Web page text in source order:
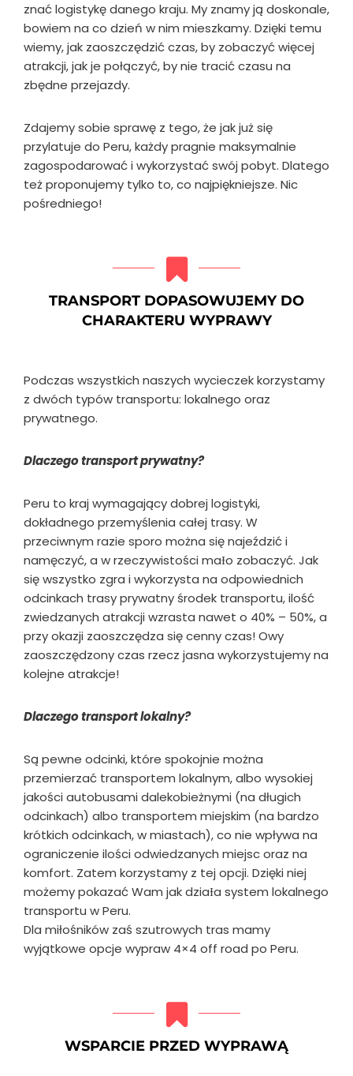
znać logistykę danego kraju. My znamy ją doskonale,
bowiem na co dzień w nim mieszkamy. Dzięki temu
wiemy, jak zaoszczędzić czas, by zobaczyć więcej
atrakcji, jak je połączyć, by nie tracić czasu na
zbędne przejazdy.
Zdajemy sobie sprawę z tego, że jak już się
przylatuje do Peru, każdy pragnie maksymalnie
zagospodarować i wykorzystać swój pobyt. Dlatego
też proponujemy tylko to, co najpiękniejsze. Nic
pośredniego!
TRANSPORT DOPASOWUJEMY DO
CHARAKTERU WYPRAWY
Podczas wszystkich naszych wycieczek korzystamy
z dwóch typów transportu: lokalnego oraz
prywatnego.
Dlaczego transport prywatny?
Peru to kraj wymagający dobrej logistyki,
dokładnego przemyślenia całej trasy. W
przeciwnym razie sporo można się najeździć i
namęczyć, a w rzeczywistości maƗo zobaczyć. Jak
się wszystko zgra i wykorzysta na odpowiednich
odcinkach trasy prywatny środek transportu, ilość
zwiedzanych atrakcji wzrasta nawet o 40% – 50%, a
przy okazji zaoszczędza się cenny czas! Owy
zaoszczędzony czas rzecz jasna wykorzystujemy na
kolejne atrakcje!
Dlaczego transport lokalny?
Są pewne odcinki, które spokojnie można
przemierzać transportem lokalnym, albo wysokiej
jakości autobusami dalekobieżnymi (na długich
odcinkach) albo transportem miejskim (na bardzo
krótkich odcinkach, w miastach), co nie wpływa na
ograniczenie ilości odwiedzanych miejsc oraz na
komfort. Zatem korzystamy z tej opcji. Dzięki niej
możemy pokazać Wam jak dziaƗa system lokalnego
transportu w Peru.
Dla miłośników zaś szutrowych tras mamy
wyjątkowe opcje wypraw 4×4 off road po Peru.
WSPARCIE PRZED WYPRAWĄ